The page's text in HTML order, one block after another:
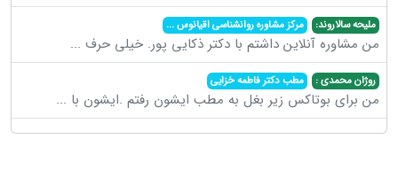
ملیحه سالاروند: مرکز مشاوره روانشناسی اقیانوس...
من مشاوره آنلاین داشتم با دکتر ذکایی پور. خیلی حرف ...
روژان محمدی : مطب دکتر فاطمه خزایی
من برای بوتاکس زیر بغل به مطب ایشون رفتم .ایشون با ...